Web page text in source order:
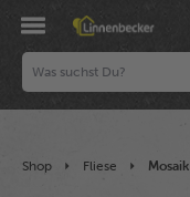
Shop Fliese Mosaik